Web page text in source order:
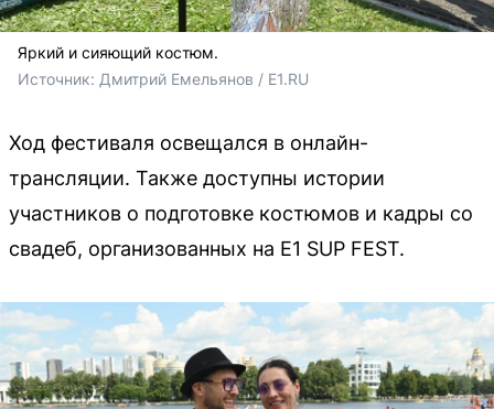
Яркий и сияющий костюм.
Источник: Дмитрий Емельянов / E1.RU
Ход фестиваля освещался в онлайн-
трансляции. Также доступны истории
участников о подготовке костюмов и кадры со
свадеб, организованных на E1 SUP FEST.